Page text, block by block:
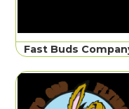
Fast Buds